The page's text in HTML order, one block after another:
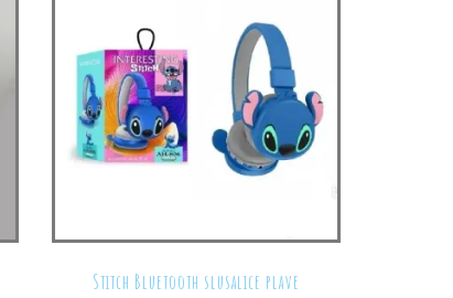
Stitch Bluetooth slusalice plave